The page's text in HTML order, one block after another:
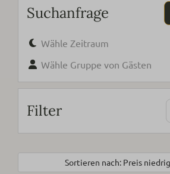
Suchanfrage
Wähle Zeitraum
Wähle Gruppe von Gästen
Filter
Sortieren nach: Preis